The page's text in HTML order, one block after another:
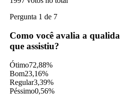
Pergunta 1 de 7
Como você avalia a
que assistiu?
Ótimo72,88%
Bom23,16%
Regular3,39%
Péssimo0,56%